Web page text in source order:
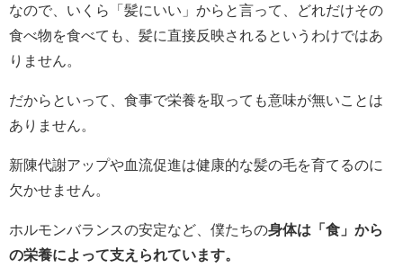
なので、いくら「髪にいい」からと言って、どれだけその
食べ物を食べても、髪に直接反映されるというわけではあ
りません。
だからといって、食事で栄養を取っても意味が無いことは
ありません。
新陳代謝アップや血流促進は健康的な髪の毛を育てるのに
欠かせません。
ホルモンバランスの安定など、僕たちの身体は「食」から
の栄養によって支えられています。